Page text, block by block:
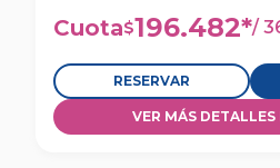
Cuota$196.482*/
RESERVAR
VER MÁS